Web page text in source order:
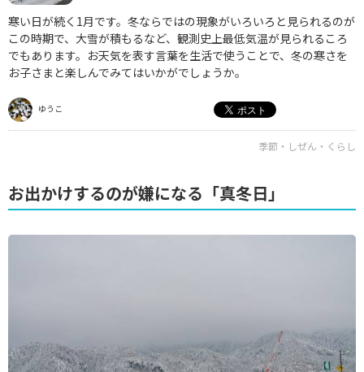
寒い日が続く1月です。冬ならではの現象がいろいろと見られるのが
この時期で、大雪が積もるなど、観測史上最低気温が見られるころ
でもあります。お天気を表す言葉を生活で使うことで、冬の寒さを
お子さまと楽しんでみてはいかがでしょうか。
ゆうこ
季節・しぜん・くらし
お出かけするのが嫌になる「真冬日」